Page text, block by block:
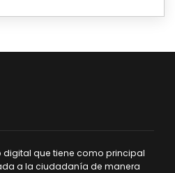
digital que tiene como principal
a la ciudadanía de manera